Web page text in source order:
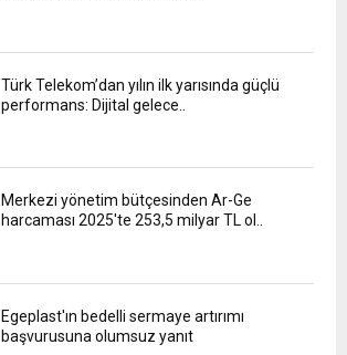
Türk Telekom’dan yılın ilk yarısında güçlü
performans: Dijital gelece..
Merkezi yönetim bütçesinden Ar-Ge
harcaması 2025'te 253,5 milyar TL ol..
Egeplast'ın bedelli sermaye artırımı
başvurusuna olumsuz yanıt